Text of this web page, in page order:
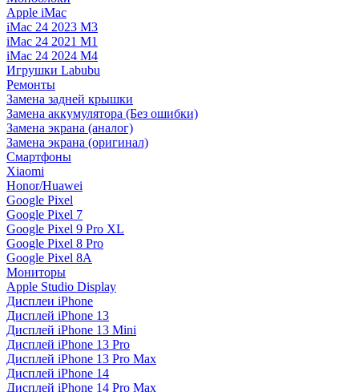
Apple iMac
iMac 24 2023 M3
iMac 24 2021 M1
iMac 24 2024 M4
Игрушки Labubu
Ремонты
Замена задней крышки
Замена аккумулятора (Без ошибки)
Замена экрана (аналог)
Замена экрана (оригинал)
Смартфоны
Xiaomi
Honor/Huawei
Google Pixel
Google Pixel 7
Google Pixel 9 Pro XL
Google Pixel 8 Pro
Google Pixel 8A
Мониторы
Apple Studio Display
Дисплеи iPhone
Дисплей iPhone 13
Дисплей iPhone 13 Mini
Дисплей iPhone 13 Pro
Дисплей iPhone 13 Pro Max
Дисплей iPhone 14
Дисплей iPhone 14 Pro Max